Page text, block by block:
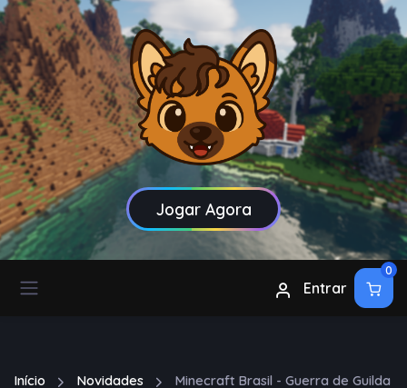
Jogar Agora
Entrar
0
Início Novidades Minecraft Brasil - Guerra de Guilda